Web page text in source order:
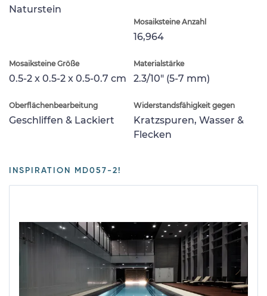
Naturstein
Mosaiksteine Anzahl
16,964
Mosaiksteine Größe
0.5-2 x 0.5-2 x 0.5-0.7 cm
Materialstärke
2.3/10" (5-7 mm)
Oberflächenbearbeitung
Geschliffen & Lackiert
Widerstandsfähigkeit gegen
Kratzspuren, Wasser &
Flecken
INSPIRATION MD057-2!